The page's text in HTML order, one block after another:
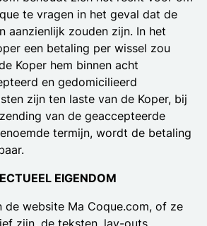
te vragen in het geval dat de
aanzienlijk zouden zijn. In het
een betaling per wissel zou
Koper hem binnen acht
en gedomicilieerd
zijn ten laste van de Koper, bij
van de geaccepteerde
termijn, wordt de betaling
EIGENDOM
de website Ma Coque.com, of ze
zijn, de teksten, lay-outs,